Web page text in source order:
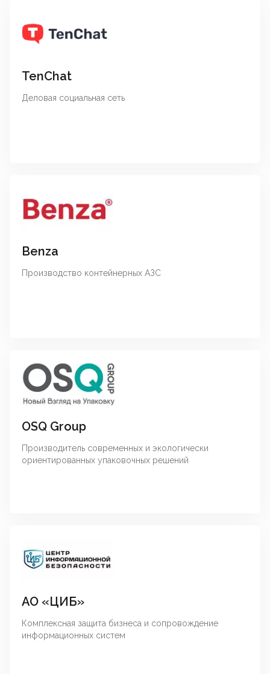
TenChat
Деловая социальная сеть
Benza
Производство контейнерных АЗС
OSQ Group
Производитель современных и экологически
ориентированных упаковочных решений
АО «ЦИБ»
Комплексная защита бизнеса и сопровождение
информационных систем